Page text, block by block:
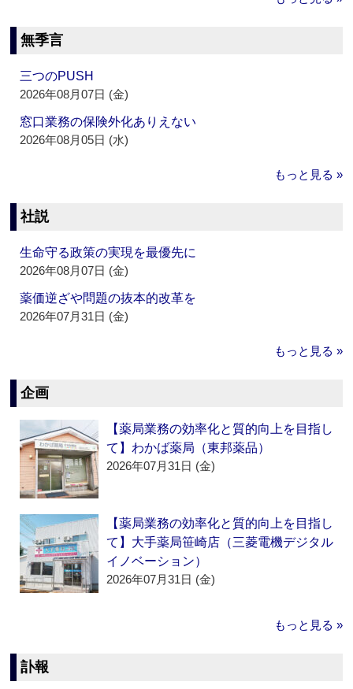
無季言
三つのPUSH
2026年08月07日 (金)
窓口業務の保険外化ありえない
2026年08月05日 (水)
もっと見る »
社説
生命守る政策の実現を最優先に
2026年08月07日 (金)
薬価逆ざや問題の抜本的改革を
2026年07月31日 (金)
もっと見る »
企画
【薬局業務の効率化と質的向上を目指し
て】わかば薬局（東邦薬品）
2026年07月31日 (金)
【薬局業務の効率化と質的向上を目指し
て】大手薬局笹崎店（三菱電機デジタル
イノベーション）
2026年07月31日 (金)
もっと見る »
訃報